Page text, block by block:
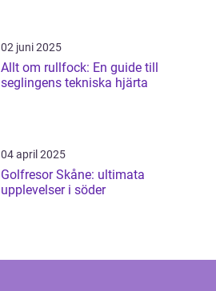
02 juni 2025
Allt om rullfock: En guide till
seglingens tekniska hjärta
04 april 2025
Golfresor Skåne: ultimata
upplevelser i söder